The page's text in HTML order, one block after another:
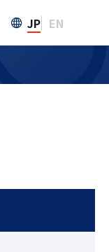
JP EN